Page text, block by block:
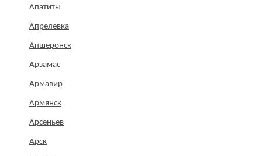
Апатиты
Апрелевка
Апшеронск
Арзамас
Армавир
Армянск
Арсеньев
Арск